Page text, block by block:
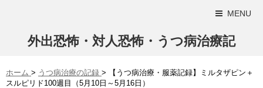
MENU
外出恐怖・対人恐怖・うつ病治療記
ホーム > うつ病治療の記録 >
【うつ病治療・服薬記録】ミルタザピン＋
スルピリド100週目（5月10日～5月16日）